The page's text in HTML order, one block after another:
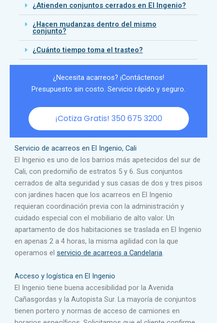
¿Atienden conjuntos cerrados en El Ingenio?
¿Hacen mudanzas dentro del mismo
conjunto?
¿Cuánto tiempo toma el trasteo?
¿Necesita acarreos? ¡Contáctenos!
Presupuesto sin costo. Servicio rápido y seguro.
¡Cotiza Gratis! 350 675 3200
Servicio de acarreos en El Ingenio, Cali
El Ingenio es uno de los barrios más apetecidos del sur de
Cali, con predomiño de estratos 5 y 6. Sus conjuntos
cerrados de alta seguridad y sus casas de dos y tres pisos
con jardines hacen que los acarreos en El Ingenio
requieran coordinación previa con la administración y
cuidado especial con el mobiliario de alto valor. Un
apartamento de dos habitaciones se traslada en El Ingenio
en apenas 2 a 4 horas, la misma agilidad con la que
operamos el servicio de acarreos a Candelaria.
Acceso y logística en El Ingenio
El Ingenio tiene buena accesibilidad por la Avenida
Cañasgordas y la Autopista Sur. La mayoría de conjuntos
tienen portero y normas de acceso de camiones en